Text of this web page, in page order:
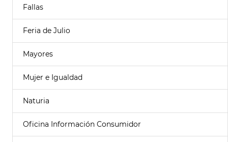
Fallas
Feria de Julio
Mayores
Mujer e Igualdad
Naturia
Oficina Información Consumidor